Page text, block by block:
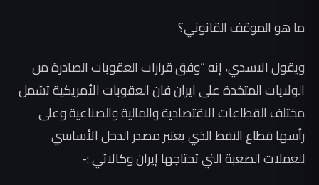
ما هو الموقف القانوني؟
ويقول الاسدي، إنه “وفق قرارات العقوبات الصادرة من
الولايات المتخدة على ايران فان العقوبات الأمريكية تشمل
مختلف القطاعات الاقتصادية والمالية والصناعية وعلى
رأسها قطاع النفط الذي يعتبر مصدر الدخل الأساسي
للعملات الصعبة التي تحتاجها إيران وكالاتي :-